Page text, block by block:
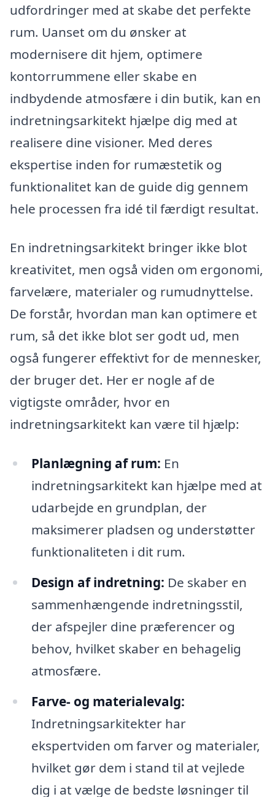
udfordringer med at skabe det perfekte
rum. Uanset om du ønsker at
modernisere dit hjem, optimere
kontorrummene eller skabe en
indbydende atmosfære i din butik, kan en
indretningsarkitekt hjælpe dig med at
realisere dine visioner. Med deres
ekspertise inden for rumæstetik og
funktionalitet kan de guide dig gennem
hele processen fra idé til færdigt resultat.
En indretningsarkitekt bringer ikke blot
kreativitet, men også viden om ergonomi,
farvelære, materialer og rumudnyttelse.
De forstår, hvordan man kan optimere et
rum, så det ikke blot ser godt ud, men
også fungerer effektivt for de mennesker,
der bruger det. Her er nogle af de
vigtigste områder, hvor en
indretningsarkitekt kan være til hjælp:
Planlægning af rum: En
indretningsarkitekt kan hjælpe med at
udarbejde en grundplan, der
maksimerer pladsen og understøtter
funktionaliteten i dit rum.
Design af indretning: De skaber en
sammenhængende indretningsstil,
der afspejler dine præferencer og
behov, hvilket skaber en behagelig
atmosfære.
Farve- og materialevalg:
Indretningsarkitekter har
ekspertviden om farver og materialer,
hvilket gør dem i stand til at vejlede
dig i at vælge de bedste løsninger til